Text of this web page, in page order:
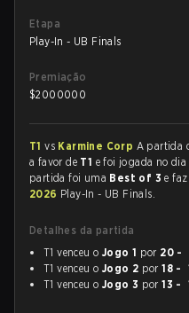
Etapa
Play-In - UB Finals
Premiação
$2000000
T1vs Karmine Corp A partida
a favor de T1 e foi jogada no dia
partida foi uma Best of 3e
2026 Play-In - UB Finals.
Detalhes da partida
T1 venceu o Jogo 1 por 20 -
T1 venceu o Jogo 2 por18 -
T1 venceu o Jogo 3 por13 -